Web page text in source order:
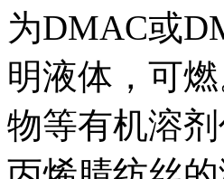
为DMAC或
明液体，可
物等有机溶